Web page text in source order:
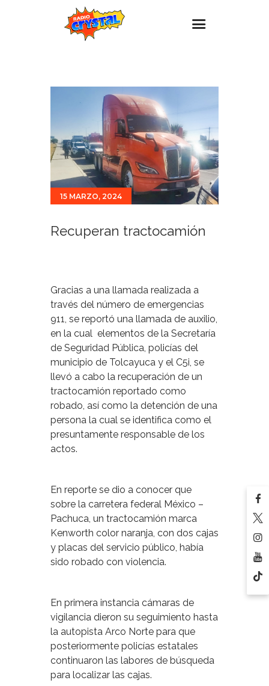
Estaciones
Promociones
Noticias
Para ti
Contacto
15 MARZO, 2024
Recuperan tractocamión
Gracias a una llamada realizada a
través del número de emergencias
911, se reportó una llamada de auxilio,
en la cual elementos de la Secretaría
de Seguridad Pública, policías del
municipio de Tolcayuca y el C5i, se
llevó a cabo la recuperación de un
tractocamión reportado como
robado, así como la detención de una
persona la cual se identifica como el
presuntamente responsable de los
actos.
En reporte se dio a conocer que
sobre la carretera federal México –
Pachuca, un tractocamión marca
Kenworth color naranja, con dos cajas
y placas del servicio público, había
sido robado con violencia.
En primera instancia cámaras de
vigilancia dieron su seguimiento hasta
la autopista Arco Norte para que
posteriormente policías estatales
continuaron las labores de búsqueda
para localizar las cajas.